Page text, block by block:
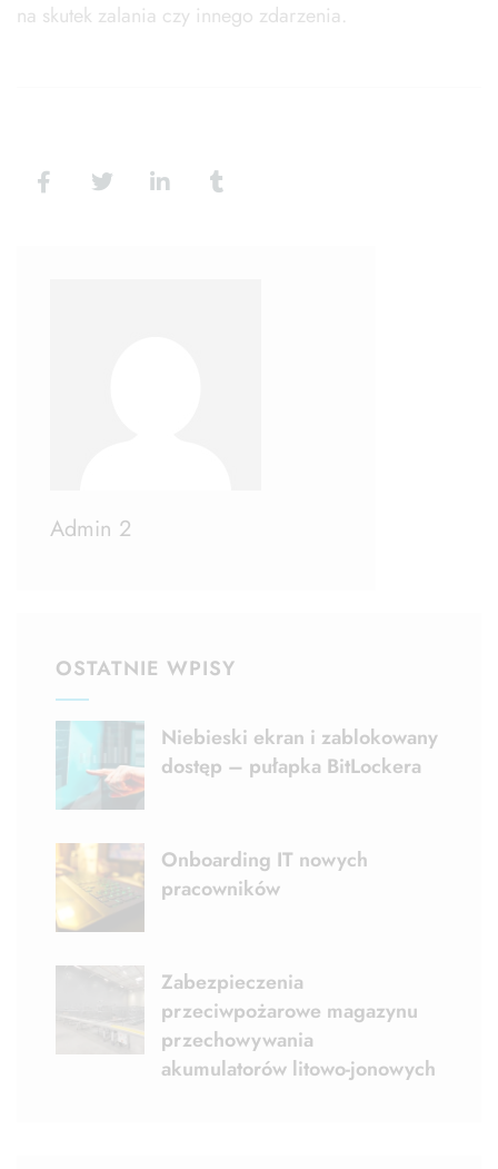
na skutek zalania czy innego zdarzenia.
Admin 2
OSTATNIE WPISY
Niebieski ekran i zablokowany
dostęp – pułapka BitLockera
Onboarding IT nowych
pracowników
Zabezpieczenia
przeciwpożarowe magazynu
przechowywania
akumulatorów litowo-jonowych